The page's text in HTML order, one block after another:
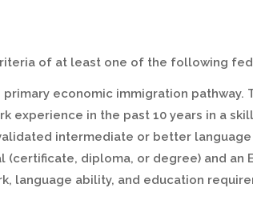
of at least one of the following
primary economic immigration
experience in the past 10 years in a
intermediate or better
diploma, or degree) and an
language ability, and education